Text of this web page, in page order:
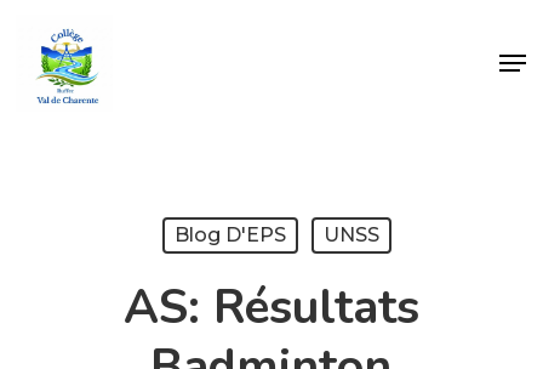
main
Blog D'EPS UNSS
AS: Résultats
Close